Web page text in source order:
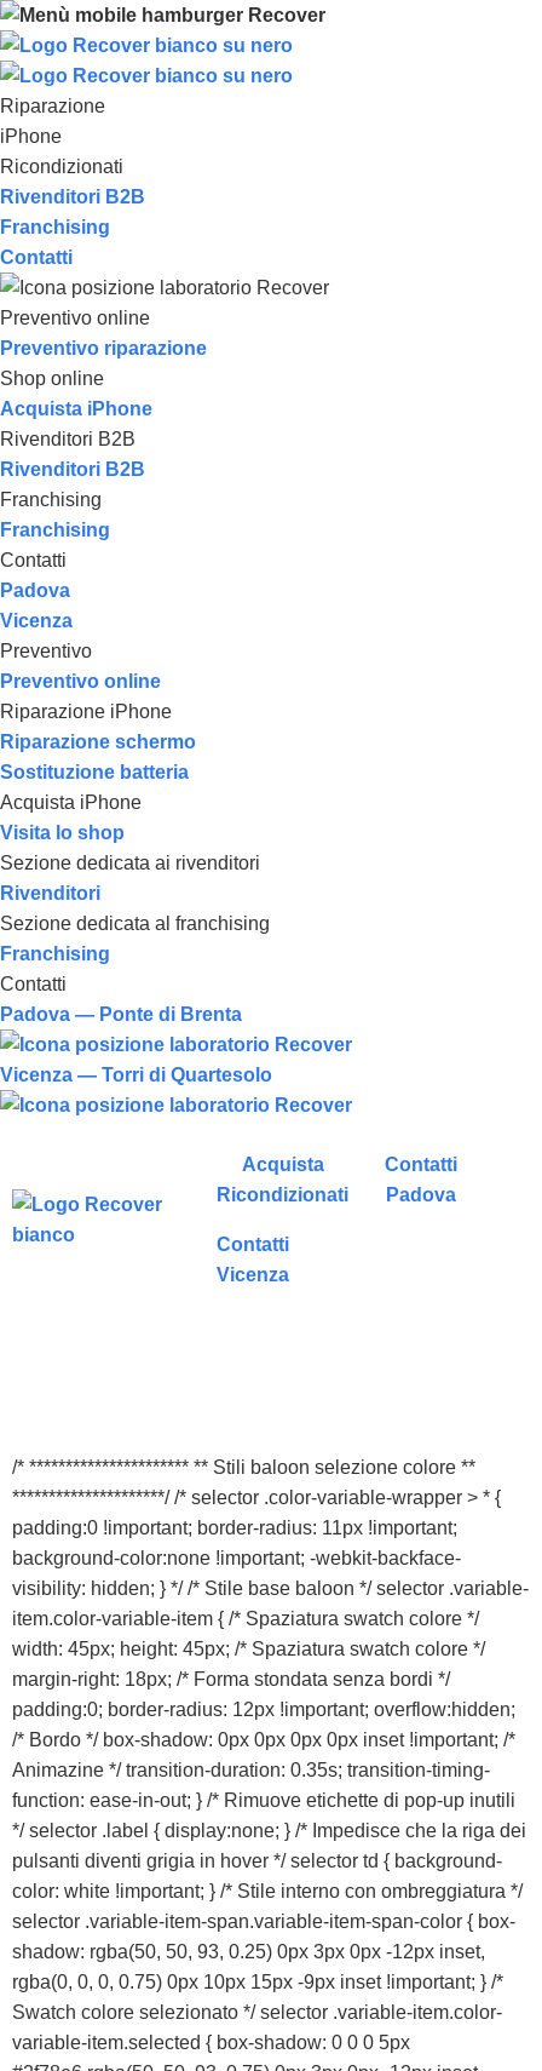
Riparazione
iPhone
Ricondizionati
Rivenditori B2B
Franchising
Contatti
Preventivo online
Preventivo riparazione
Shop online
Acquista iPhone
Rivenditori B2B
Rivenditori B2B
Franchising
Franchising
Contatti
Padova
Vicenza
Preventivo
Preventivo online
Riparazione iPhone
Riparazione schermo
Sostituzione batteria
Acquista iPhone
Visita lo shop
Sezione dedicata ai rivenditori
Rivenditori
Sezione dedicata al franchising
Franchising
Contatti
Padova — Ponte di Brenta
Vicenza — Torri di Quartesolo
Acquista
Ricondizionati
Contatti
Padova
Contatti
Vicenza
/* ********************** ** Stili baloon selezione colore **
*********************/ /* selector .color-variable-wrapper > * {
padding:0 !important; border-radius: 11px !important;
background-color:none !important; -webkit-backface-
visibility: hidden; } */ /* Stile base baloon */ selector .variable-
item.color-variable-item { /* Spaziatura swatch colore */
width: 45px; height: 45px; /* Spaziatura swatch colore */
margin-right: 18px; /* Forma stondata senza bordi */
padding:0; border-radius: 12px !important; overflow:hidden;
/* Bordo */ box-shadow: 0px 0px 0px 0px inset !important; /*
Animazine */ transition-duration: 0.35s; transition-timing-
function: ease-in-out; } /* Rimuove etichette di pop-up inutili
*/ selector .label { display:none; } /* Impedisce che la riga dei
pulsanti diventi grigia in hover */ selector td { background-
color: white !important; } /* Stile interno con ombreggiatura */
selector .variable-item-span.variable-item-span-color { box-
shadow: rgba(50, 50, 93, 0.25) 0px 3px 0px -12px inset,
rgba(0, 0, 0, 0.75) 0px 10px 15px -9px inset !important; } /*
Swatch colore selezionato */ selector .variable-item.color-
variable-item.selected { box-shadow: 0 0 0 5px